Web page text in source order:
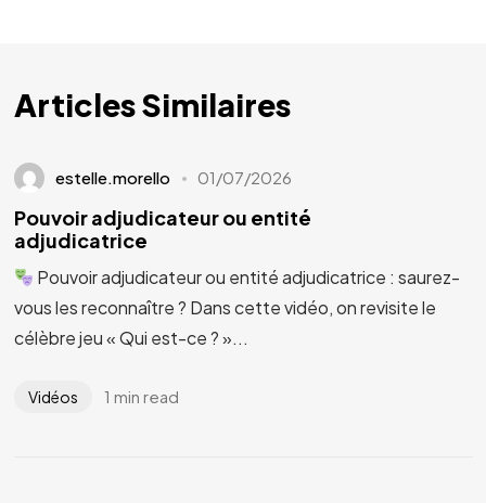
Articles Similaires
estelle.morello 01/07/2026
Pouvoir adjudicateur ou entité
adjudicatrice
Pouvoir adjudicateur ou entité adjudicatrice : saurez-
vous les reconnaître ? Dans cette vidéo, on revisite le
célèbre jeu « Qui est-ce ? »...
Vidéos 1 min read